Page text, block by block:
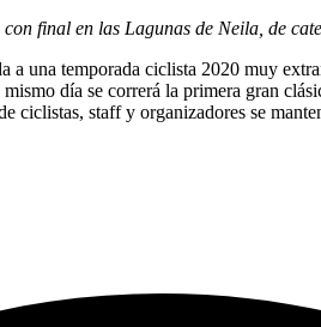
final en las Lagunas de Neila, de
una temporada ciclista 2020 muy
día se correrá la primera gran
ciclistas, staff y organizadores se